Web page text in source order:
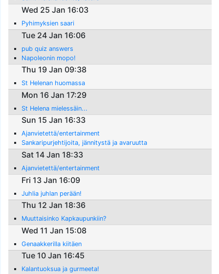
Wed 25 Jan 16:03
Pyhimyksien saari
Tue 24 Jan 16:06
pub quiz answers
Napoleonin mopo!
Thu 19 Jan 09:38
St Helenan huomassa
Mon 16 Jan 17:29
St Helena mielessäin...
Sun 15 Jan 16:33
Ajanvietettä/entertainment
Sankaripurjehtijoita, jännitystä ja avaruutta
Sat 14 Jan 18:33
Ajanvietettä/entertainment
Fri 13 Jan 16:09
Juhlia juhlan perään!
Thu 12 Jan 18:36
Muuttaisinko Kapkaupunkiin?
Wed 11 Jan 15:08
Genaakkerilla kiitäen
Tue 10 Jan 16:45
Kalantuoksua ja gurmeeta!